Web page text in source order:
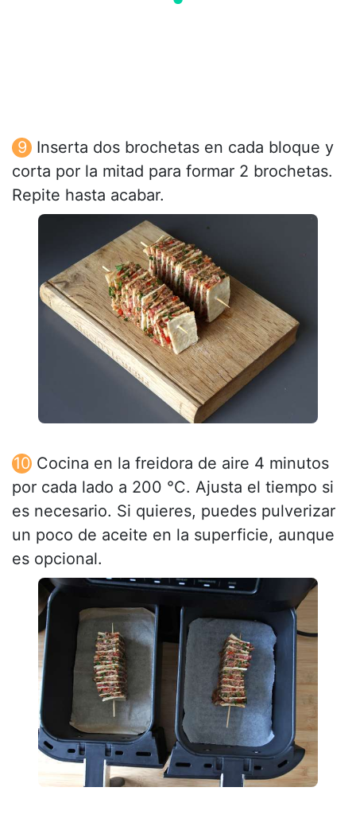
Inserta dos brochetas en cada bloque y
corta por la mitad para formar 2 brochetas.
Repite hasta acabar.
Cocina en la freidora de aire 4 minutos
por cada lado a 200 °C. Ajusta el tiempo si
es necesario. Si quieres, puedes pulverizar
un poco de aceite en la superficie, aunque
es opcional.